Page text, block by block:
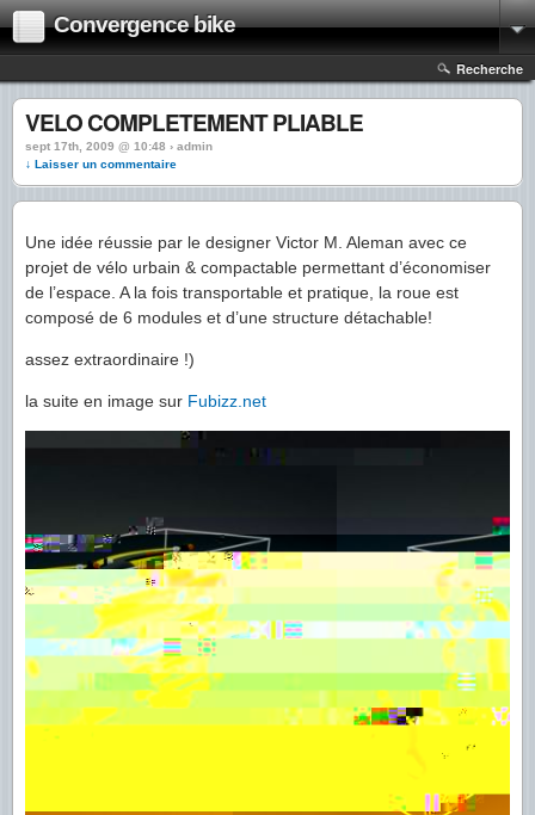
Convergence bike
Recherche
VELO COMPLETEMENT PLIABLE
sept 17th, 2009 @ 10:48 › admin
↓ Laisser un commentaire
Une idée réussie par le designer Victor M. Aleman avec ce
projet de vélo urbain & compactable permettant d’économiser
de l’espace. A la fois transportable et pratique, la roue est
composé de 6 modules et d’une structure détachable!
assez extraordinaire !)
la suite en image sur Fubizz.net